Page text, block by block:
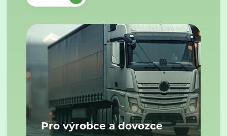
Pro výrobce a dovozce